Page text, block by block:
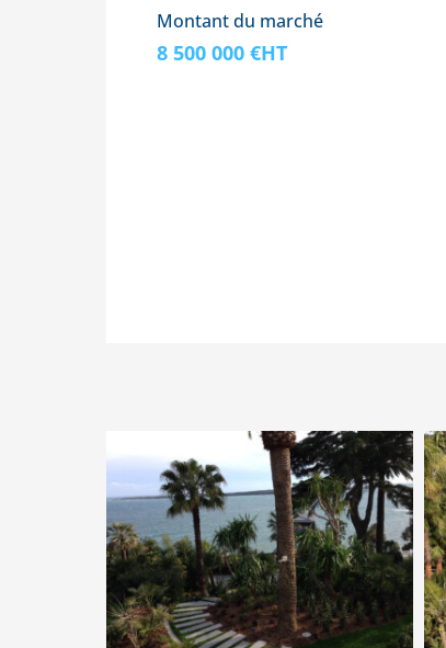
Montant du marché
8 500 000 €HT